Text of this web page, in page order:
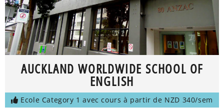
AUCKLAND WORLDWIDE SCHOOL OF
ENGLISH
Ecole Category 1 avec cours à partir de NZD 340/sem